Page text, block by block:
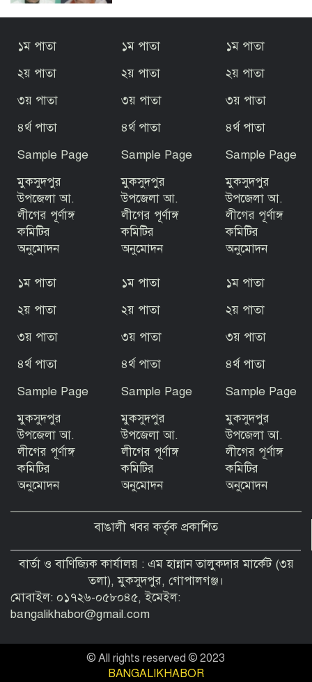
পালিত
গোপালগঞ্জে বসতঘরে ট্রাক উল্টে অন্তঃসত্ত্বা
রাজবাড়ীর পাংশায় সাংবাদিককে মারধরের
ঘটনায় একজন গ্রেপ্তার
জুলাই গণঅভ্যুত্থান দিবস উপলক্ষে টুঙ্গিপাড়ায়
রচনা, আবৃত্তি ও চিত্রাঙ্কন প্রতিযোগিতা
বঙ্গবন্ধুর সমাধিসৌধ এলাকায় কড়া নজরদারি
জুলাই গণঅভ্যুত্থান ফ্যাসিবাদবিরোধী দীর্ঘ
আন্দোলনের পরিণতি: এমপি ইলিয়াস মোল্লা
জুলাই গণঅভ্যুত্থানের ২য় বর্ষপূর্তি উপলক্ষে
বীরগঞ্জে আলোচনা সভা ও পুরস্কার বিতরণ
১ম পাতা
২য় পাতা
৩য় পাতা
৪র্থ পাতা
Sample Page
মুকসুদপুর
উপজেলা আ.
লীগের পূর্ণাঙ্গ
কমিটির
অনুমোদন
১ম পাতা
২য় পাতা
৩য় পাতা
৪র্থ পাতা
Sample Page
মুকসুদপুর
উপজেলা আ.
লীগের পূর্ণাঙ্গ
কমিটির
অনুমোদন
১ম পাতা
২য় পাতা
৩য় পাতা
৪র্থ পাতা
Sample Page
মুকসুদপুর
উপজেলা আ.
লীগের পূর্ণাঙ্গ
কমিটির
অনুমোদন
১ম পাতা
২য় পাতা
৩য় পাতা
৪র্থ পাতা
Sample Page
মুকসুদপুর
উপজেলা আ.
লীগের পূর্ণাঙ্গ
কমিটির
অনুমোদন
১ম পাতা
২য় পাতা
৩য় পাতা
৪র্থ পাতা
Sample Page
মুকসুদপুর
উপজেলা আ.
লীগের পূর্ণাঙ্গ
কমিটির
অনুমোদন
১ম পাতা
২য় পাতা
৩য় পাতা
৪র্থ পাতা
Sample Page
মুকসুদপুর
উপজেলা আ.
লীগের পূর্ণাঙ্গ
কমিটির
অনুমোদন
বাঙালী খবর কর্তৃক প্রকাশিত
বার্তা ও বাণিজ্যিক কার্যালয় : এম হান্নান তালুকদার মার্কেট (৩য়
তলা), মুকসুদপুর, গোপালগঞ্জ।
মোবাইল: ০১৭২৬-০৫৮০৪৫, ইমেইল:
bangalikhabor@gmail.com
© All rights reserved © 2023
BANGALIKHABOR